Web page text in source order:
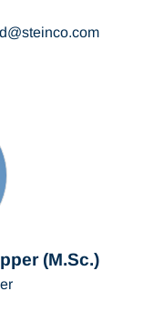
steinco com
(M.Sc.)